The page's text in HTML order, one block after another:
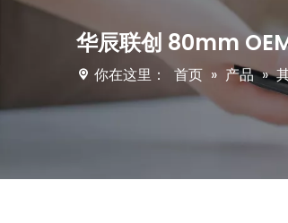
华辰联创 80mm
你在这里： 首页 » 产品 »